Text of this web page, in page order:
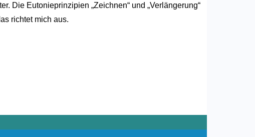
Die Eutonieprinzipien „Zeichnen“ und „Verlängerung“
richtet mich aus.